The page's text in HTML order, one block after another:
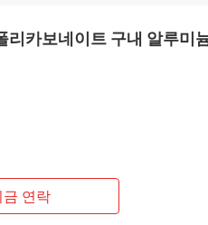
카보네이트 구내 알루미
금 연락